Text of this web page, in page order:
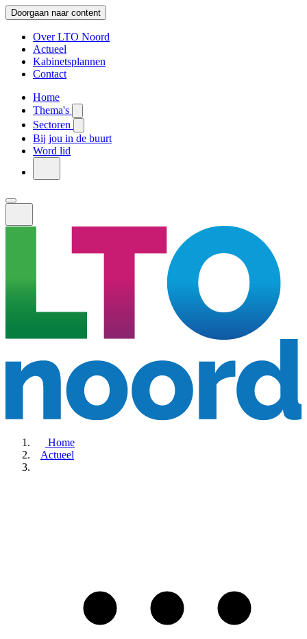
Doorgaan naar content
Over LTO Noord
Actueel
Kabinetsplannen
Contact
Home
Thema's
Sectoren
Bij jou in de buurt
Word lid
Home
Actueel